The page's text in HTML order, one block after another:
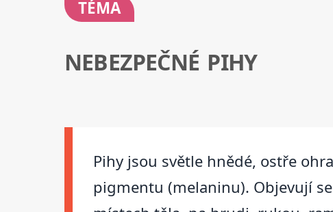
TÉMA
NEBEZPEČNÉ PIHY
Pihy jsou světle hnědé, ostře
pigmentu (melaninu). Objevují